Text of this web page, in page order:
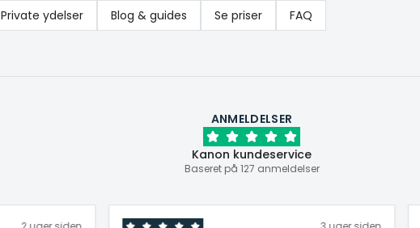
Private ydelser Blog & guides Se priser FAQ
ANMELDELSER
Kanon kundeservice
Baseret på 127 anmeldelser